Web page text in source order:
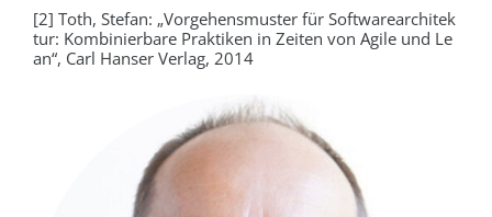
[2] Toth, Stefan: „Vorgehensmuster für Softwarearchitek
tur: Kombinierbare Praktiken in Zeiten von Agile und Le
an“, Carl Hanser Verlag, 2014